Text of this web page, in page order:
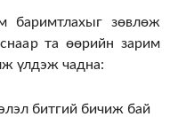
баримтлахыг зөвлөж
та өөрийн зарим
үлдэж чадна:
битгий бичиж бай